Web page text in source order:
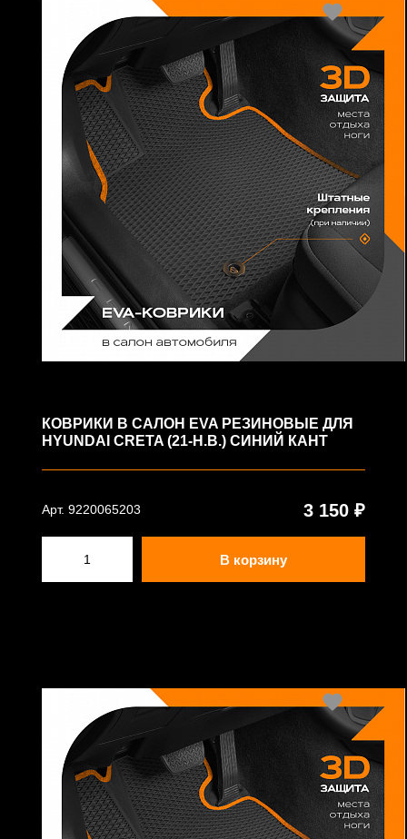
КОВРИКИ В САЛОН EVA РЕЗИНОВЫЕ ДЛЯ
HYUNDAI CRETA (21-Н.В.) СИНИЙ КАНТ
Арт. 9220065203 3 150 ₽
В корзину